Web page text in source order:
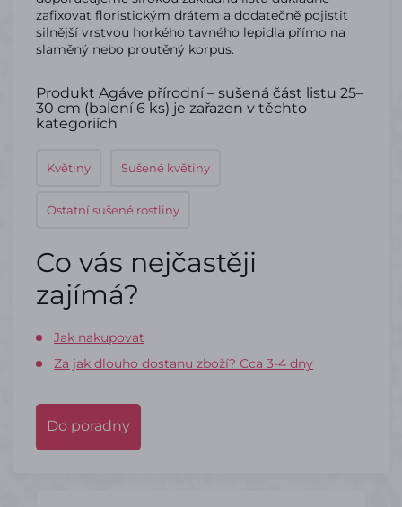
zafixovat floristickým drátem a dodatečně pojistit
silnější vrstvou horkého tavného lepidla přímo na
slaměný nebo proutěný korpus.
Produkt Agáve přírodní – sušená část listu 25–
30 cm (balení 6 ks) je zařazen v těchto
kategoriích
Květiny Sušené květiny
Ostatní sušené rostliny
Co vás nejčastěji
zajímá?
Jak nakupovat
Za jak dlouho dostanu zboží? Cca 3-4 dny
Do poradny